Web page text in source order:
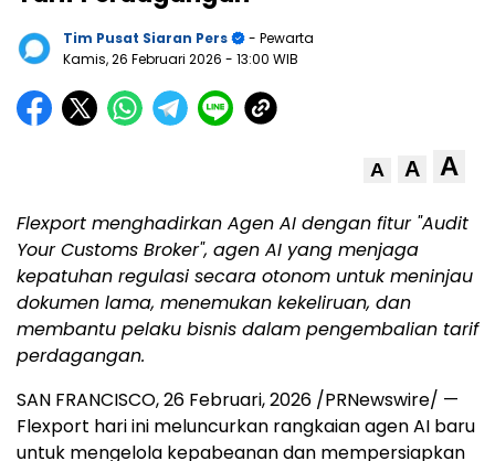
Tim Pusat Siaran Pers
- Pewarta
Kamis, 26 Februari 2026 - 13:00 WIB
A A A
Flexport menghadirkan Agen AI dengan fitur "Audit
Your Customs Broker", agen AI yang menjaga
kepatuhan regulasi secara otonom untuk meninjau
dokumen lama, menemukan kekeliruan, dan
membantu pelaku bisnis dalam pengembalian tarif
perdagangan.
SAN FRANCISCO,26 Februari, 2026 /PRNewswire/ —
Flexport hari ini meluncurkan rangkaian agen AI baru
untuk mengelola kepabeanan dan mempersiapkan